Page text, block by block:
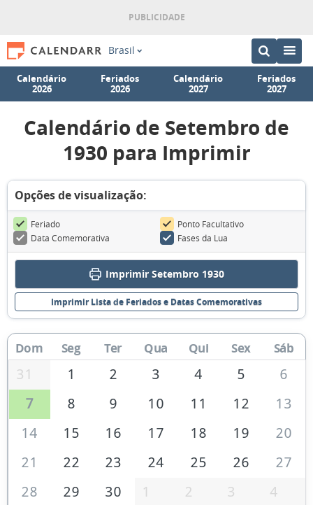
Brasil
Calendário
2026
Feriados
2026
Calendário
2027
Feriados
2027
Calendário de Setembro de
1930 para Imprimir
Opções de visualização:
Feriado
Ponto Facultativo
Data Comemorativa
Fases da Lua
Imprimir Setembro 1930
Imprimir Lista de Feriados e Datas Comemorativas
Dom Seg Ter Qua Qui Sex Sáb
31 1 2 3 4 5
6
7
8 9 10 11 12
13
14
15 16 17 18 19
20
21
22 23 24 25 26
27
28
29 30 1 2 3 4